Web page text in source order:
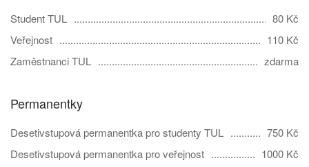
Student TUL
80 Kč
Veřejnost
110 Kč
Zaměstnanci TUL
zdarma
Permanentky
Desetivstupová permanentka pro studenty TUL
750 Kč
Desetivstupová permanentka pro veřejnost
1000 Kč